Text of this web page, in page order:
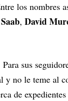
los nombres
, David
sus
y no le teme al
de